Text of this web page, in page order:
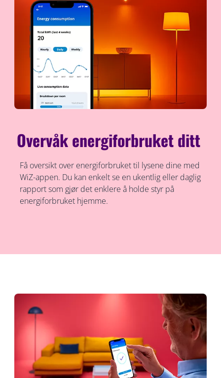
Overvåk energiforbruket ditt
Få oversikt over energiforbruket til lysene dine med
WiZ-appen. Du kan enkelt se en ukentlig eller daglig
rapport som gjør det enklere å holde styr på
energiforbruket hjemme.